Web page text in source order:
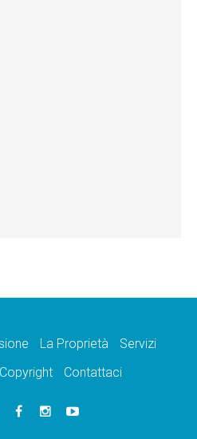
La Proprietà
Servizi
Copyright Contattaci